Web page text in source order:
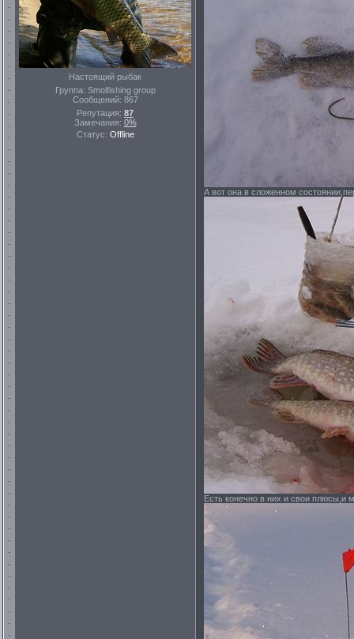
Настоящий рыбак
Группа: Smolfishing group
Сообщений: 867
Репутация: 87
Замечания: 0%
Статус: Offline
А вот она в сложенном
Есть конечно в них и свои плюсы,и